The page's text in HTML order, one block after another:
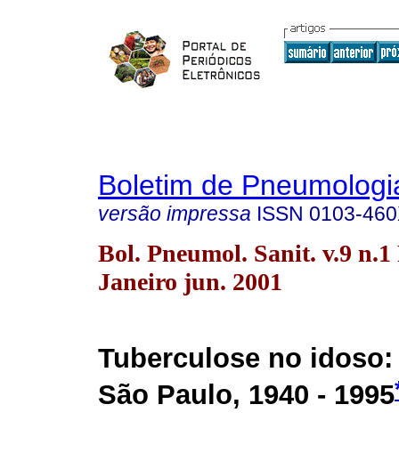
Boletim de
versão impressa ISSN 0103-
Bol. Pneumol. Sanit. v.9 n.1
Janeiro jun. 2001
Tuberculose no
São Paulo, 1940 - 1995